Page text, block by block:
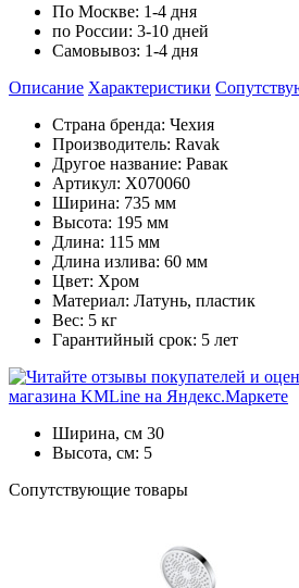
По Москве: 1-4 дня
по России: 3-10 дней
Самовывоз: 1-4 дня
Описание Характеристики
Страна бренда: Чехия
Производитель: Ravak
Другое название: Равак
Артикул: X070060
Ширина: 735 мм
Высота: 195 мм
Длина: 115 мм
Длина излива: 60 мм
Цвет: Хром
Материал: Латунь, пластик
Вес: 5 кг
Гарантийный срок: 5 лет
Ширина, см 30
Высота, см: 5
Cопутствующие товары